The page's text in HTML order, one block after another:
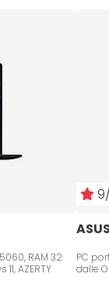
RAM 32
AZERTY
PC
dalle